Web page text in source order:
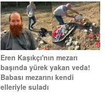
Eren Kaşıkçı'nın mezarı
başında yürek yakan veda!
Babası mezarını kendi
elleriyle suladı